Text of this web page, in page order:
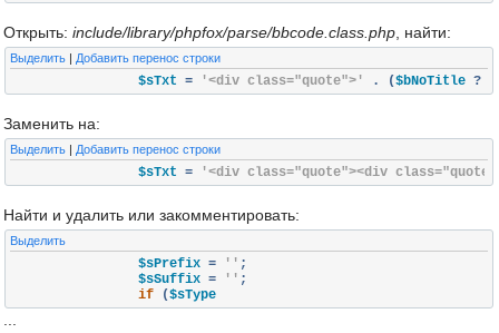
Открыть: include/library/phpfox/parse/bbcode.class.php , найти:
Выделить | Добавить перенос строки
		$sTxt
= '<div class="quote">' . ($bNoTitle ?
Заменить на:
Выделить | Добавить перенос строки
		$sTxt
= '<div class="quote"><div
Найти и удалить или закомментировать:
Выделить
		$sPrefix
= '' ;
		$sSuffix
= '' ;
if
($sType